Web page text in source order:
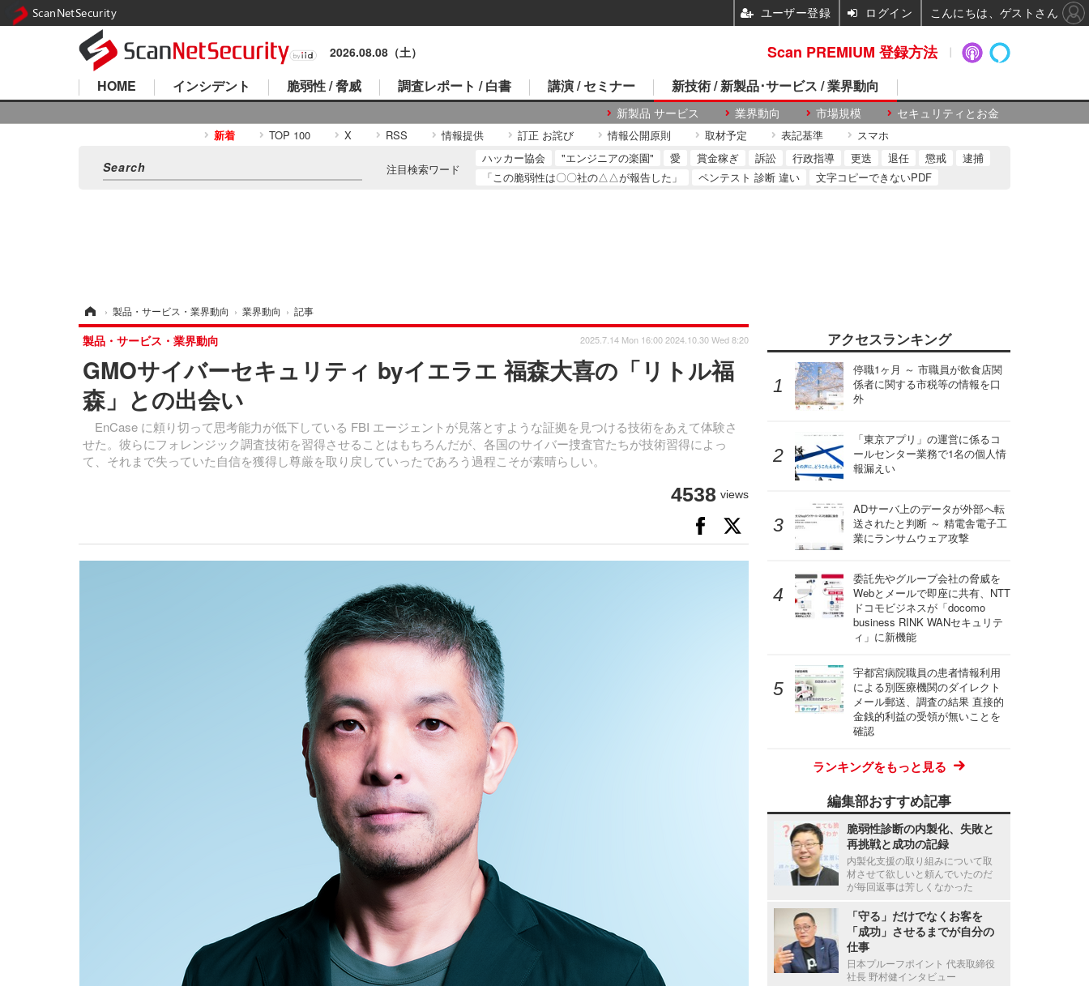
2026.08.08（土）
HOME インシデント 脆弱性 / 脅威 調査レポート / 白書 講演 / セミナー 新技術 / 新製品･サービス / 業界動向
新製品 サービス 業界動向 市場規模 セキュリティとお金
新着 TOP 100 X RSS 情報提供 訂正 お詫び 情報公開原則 取材予定 表記基準 スマホ
注目検索ワード
ハッカー協会 "エンジニアの楽園" 愛 賞金稼ぎ 訴訟 行政指導 更迭 退任 懲戒
逮捕
「この脆弱性は〇〇社の△△が報告した」
ペンテスト 診断 違い 文字コピーできないPDF
› 製品・サービス・業界動向 › 業界動向 › 記事
GMOサイバーセキュリティ byイエラエ 福森大喜の「リトル福
森」との出会い
EnCase に頼り切って思考能力が低下している FBI エージェントが見落とすような証拠を見つける技術をあえて体験さ
せた。彼らにフォレンジック調査技術を習得させることはもちろんだが、各国のサイバー捜査官たちが技術習得によっ
て、それまで失っていた自信を獲得し尊厳を取り戻していったであろう過程こそが素晴らしい。
製品・サービス・業界動向 2025.7.14 Mon 16:00 2024.10.30 Wed 8:20
4538 views
アクセスランキング
停職1ヶ月 ～ 市職員が飲食店関
係者に関する市税等の情報を口
外
「東京アプリ」の運営に係るコ
ールセンター業務で1名の個人情
報漏えい
ADサーバ上のデータが外部へ転
送されたと判断 ～ 精電舎電子工
業にランサムウェア攻撃
委託先やグループ会社の脅威を
Webとメールで即座に共有、NTT
ドコモビジネスが「docomo
business RINK WANセキュリテ
ィ」に新機能
宇都宮病院職員の患者情報利用
による別医療機関のダイレクト
メール郵送、調査の結果 直接的
金銭的利益の受領が無いことを
確認
ランキングをもっと見る
編集部おすすめ記事
脆弱性診断の内製化、失敗と
再挑戦と成功の記録
内製化支援の取り組みについて取
材させて欲しいと頼んでいたのだ
が毎回返事は芳しくなかった
「守る」だけでなくお客を
「成功」させるまでが自分の
仕事
日本プルーフポイント 代表取締役
社長 野村健インタビュー
Scan PREMIUM 登録方法
ScanNetSecurity ユーザー登録 ログイン こんにちは、ゲストさん